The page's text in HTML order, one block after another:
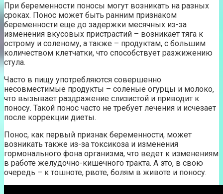
При беременности поносы могут возникать на разных
сроках. Понос может быть ранним признаком
беременности еще до задержки месячных из-за
изменения вкусовых пристрастий – возникает тяга к
острому и соленому, а также – продуктам, с большим
количеством клетчатки, что способствует разжижению
стула.
Часто в пищу употребляются совершенно
несовместимые продукты – соленые огурцы и молоко,
что вызывает раздражение слизистой и приводит к
поносу. Такой понос часто не требует лечения и исчезает
после коррекции диеты.
Понос, как первый признак беременности, может
возникать также из-за токсикоза и изменения
гормонального фона организма, что ведет к изменениям
в работе желудочно-кишечного тракта. А это, в свою
очередь – к тошноте, рвоте, болям в животе и поносу.